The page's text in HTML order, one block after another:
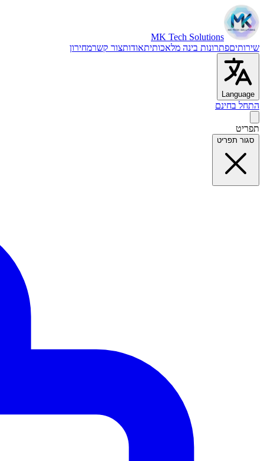
MK Tech Solutions
שירותיםפתרונות בינה מלאכותיתאודותצור קשרמחירון
Language
התחל בחינם
תפריט
סגור תפריט